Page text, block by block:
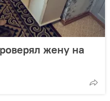
жену на